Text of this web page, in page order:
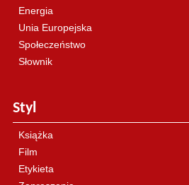
Energia
Unia Europejska
Społeczeństwo
Słownik
Styl
Książka
Film
Etykieta